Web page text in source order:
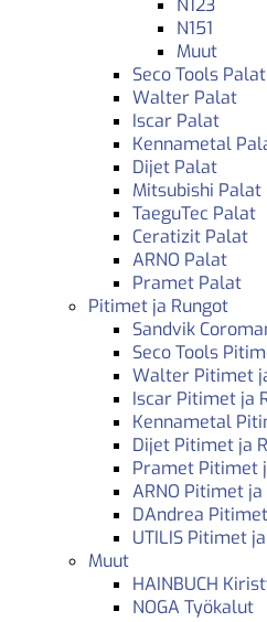
N151
Muut
Seco Tools Palat
Walter Palat
Iscar Palat
Kennametal
Dijet Palat
Mitsubishi Palat
TaeguTec Palat
Ceratizit Palat
ARNO Palat
Pramet Palat
Pitimet ja Rungot
Sandvik
Seco Tools
Walter Pitimet
Iscar Pitimet ja
Kennametal
Dijet Pitimet ja
Pramet Pitimet
ARNO Pitimet
DAndrea
UTILIS Pitimet
Muut
HAINBUCH
NOGA Työkalut